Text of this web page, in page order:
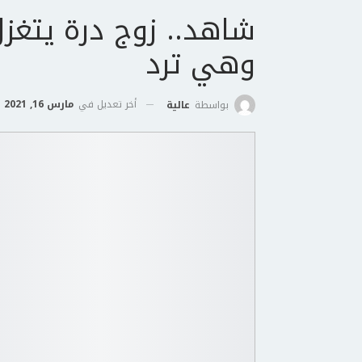
شاهد.. زوج درة
وهي ترد
بواسطة عالية أخر تعديل في مارس 16, 2021